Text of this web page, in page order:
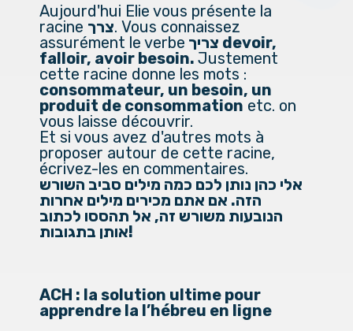
Aujourd'hui Elie vous présente la
racine צרך. Vous connaissez
assurément le verbe
falloir, avoir besoin. Justement
cette racine donne les mots :
consommateur, un besoin, un
produit de consommation etc. on
vous laisse découvrir.
Et si vous avez d'autres mots à
proposer autour de cette racine,
écrivez-les en commentaires.
אלי כהן נותן לכם כמה מילים סביב השורש
הזה. אם אתם מכירים מילים אחרות
הנובעות משורש זה, אל תהססו לכתוב
אותן בתגובות!
ACH : la solution ultime pour
apprendre la l’hébreu en ligne